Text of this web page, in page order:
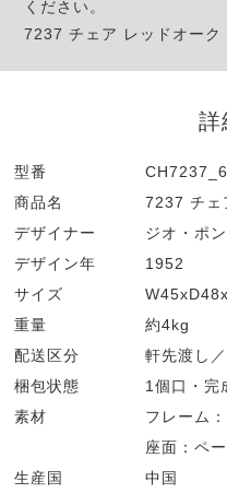
ください。
7237 チェア レッドオーク
詳
型番
商品名
7237 チェ
デザイナー
ジオ・ポ
デザイン年
1952
サイズ
重量
約4kg
配送区分
軒先渡し
梱包状態
1個口・完
素材
フレーム
座面：ペ
生産国
中国